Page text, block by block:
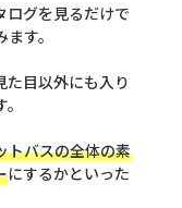
ログを見るだけで
す。
た目以外にも入り
トバスの全体の素
にするかといった